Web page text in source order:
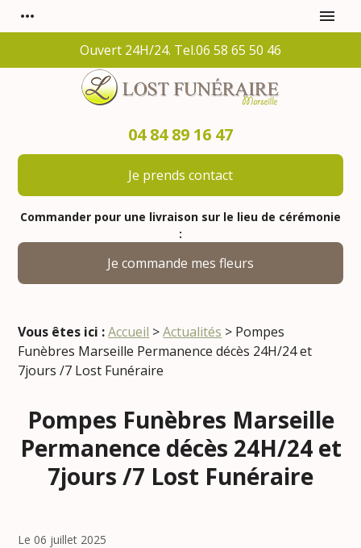
more_horiz menu
Ouvert 24H/24. Tel.06 58 65 50 46
04 84 89 16 47
Je prends contact
Commander pour une livraison sur le lieu de cérémonie
:
Je commande mes fleurs
Vous êtes ici : Accueil >Actualités > Pompes
Funèbres Marseille Permanence décès 24H/24 et
7jours /7 Lost Funéraire
Pompes Funèbres Marseille
Permanence décès 24H/24 et
7jours /7 Lost Funéraire
Le 06 juillet 2025